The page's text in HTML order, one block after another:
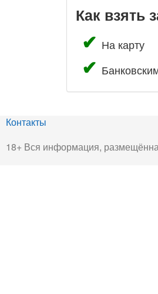
Как взять
На карту
Контакты
18+ Вся информация,